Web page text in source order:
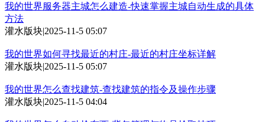
我的世界服务器主城怎么建造-快速掌握主城自动生成的具体
方法
灌水版块|2025-11-5 05:07
我的世界如何寻找最近的村庄-最近的村庄坐标详解
灌水版块|2025-11-5 05:07
我的世界怎么查找建筑-查找建筑的指令及操作步骤
灌水版块|2025-11-5 04:04